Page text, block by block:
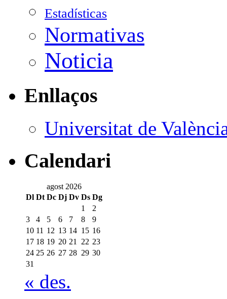
Estadísticas
Normativas
Noticia
Enllaços
Universitat de
Calendari
agost 2026
Dl Dt Dc Dj Dv Ds Dg
1
2
3
4 5 6 7 8
9
10 11 12 13 14 15 16
17 18 19 20 21 22 23
24 25 26 27 28 29 30
31
« des.